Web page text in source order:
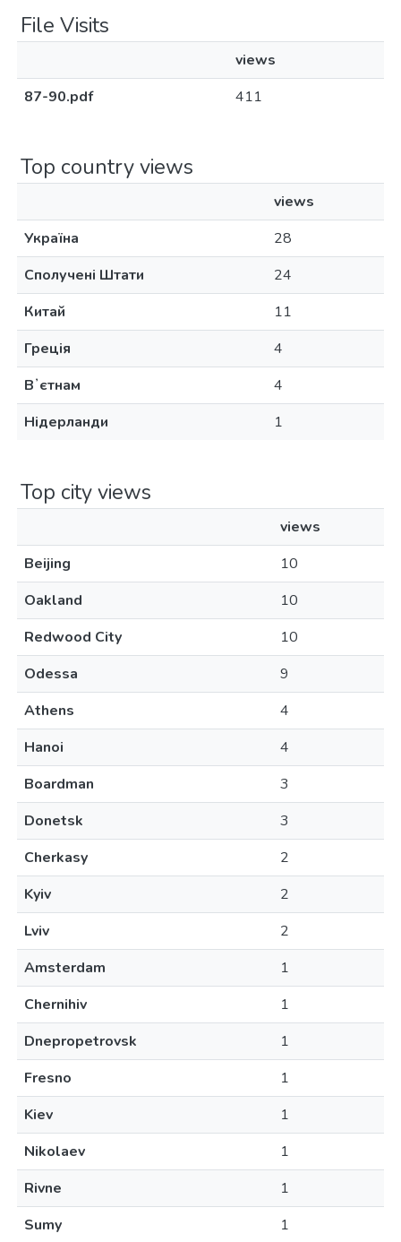
File Visits
views
87-90.pdf
411
Top country views
views
Україна
28
Сполучені Штати
24
Китай
11
Греція
4
Вʼєтнам
4
Нідерланди
1
Top city views
views
Beijing
10
Oakland
10
Redwood City
10
Odessa
9
Athens
4
Hanoi
4
Boardman
3
Donetsk
3
Cherkasy
2
Kyiv
2
Lviv
2
Amsterdam
1
Chernihiv
1
Dnepropetrovsk
1
Fresno
1
Kiev
1
Nikolaev
1
Rivne
1
Sumy
1